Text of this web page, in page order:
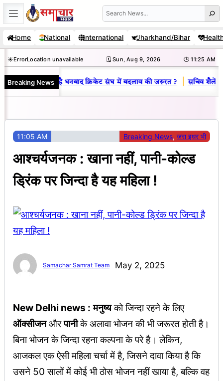
Skip
to
content
Search
Home National International Jharkhand/Bihar
☀️ErrorLocation unavailable 🗓️ Sun, Aug 9, 2026 🕒 11:25 AM
Breaking News
राज : जानें क्यों है धनबाद क्रिकेट संघ में बदलाव की जरूरत ? | सचिव शैलेंद्र
11:05 AM Breaking News, जरा इधर भी
आश्चर्यजनक : खाना नहीं, पानी-कोल्ड
ड्रिंक पर जिन्दा है यह महिला !
Samachar Samrat Team May 2, 2025
New Delhi news : मनुष्यको जिन्दा रहने के लिए
ऑक्सीजनऔरपानीके अलावा भोजन की भी जरूरत होती है।
बिना भोजन के जिन्दा रहना कल्पना के परे है। लेकिन,
आजकल एक ऐसी महिला चर्चा में है, जिसने दावा किया है कि
उसने 50 सालों में कोई भी ठोस भोजन नहीं खाया है, बल्कि वह